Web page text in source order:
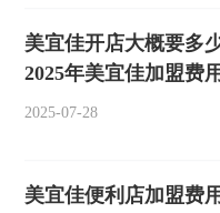
美宜佳开店大概要多
2025年美宜佳加盟费
2025-07-28
美宜佳便利店加盟费